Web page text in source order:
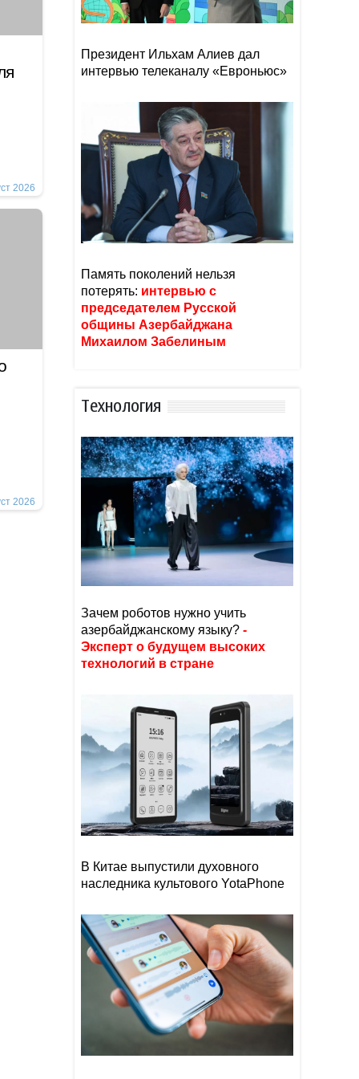
2026
2026
Президент Ильхам Алиев дал
интервью телеканалу «Евроньюс»
Память поколений нельзя
потерять: интервью с
председателем Русской
общины Азербайджана
Михаилом Забелиным
Тexнoлoгия
Зачем роботов нужно учить
азербайджанскому языку? -
Эксперт о будущем высоких
технологий в стране
В Китае выпустили духовного
наследника культового YotaPhone